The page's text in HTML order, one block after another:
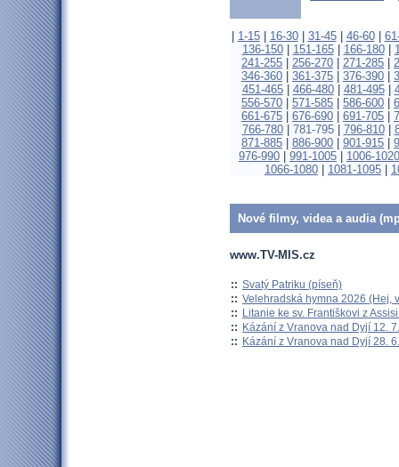
1-15| 16-30| 31-45| 46-60|
136-150| 151-165| 166-180|
241-255
256-270 271-285
346-360
361-375 376-390
451-465| 466-480| 481-495|
556-570
571-585 586-600
661-675
676-690 691-705
766-780| 781-795| 796-810|
871-885
886-900 901-915
976-990
991-1005
1006-1020
1066-1080
1081-1095
Nové filmy, videa a audia
www.TV-MIS.cz
:: Svatý Patriku (píseň)
:: Velehradská hymna 2026 (Hej,
:: Litanie ke sv. Františkovi z
:: Kázání z Vranova nad Dyjí 12.
:: Kázání z Vranova nad Dyjí 28.